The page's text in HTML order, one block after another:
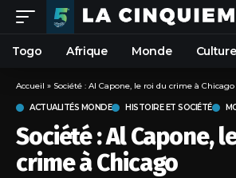
Togo Afrique Monde
Accueil » Société : Al Capone, le roi du crime à Chicago
ACTUALITÉS MONDE HISTOIRE ET SOCIÉTÉ
Société : Al Capone,
crime à Chicago